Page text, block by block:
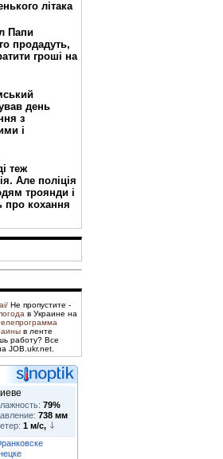
літака
Папи
продадуть,
гроші на
день
з
і
теж
Але поліція
троянди і
про кохання
Не пропустите -
в Украине на
в ленте
работу? Все
JOB.ukr.net.
79%
738 мм
1 м/с,